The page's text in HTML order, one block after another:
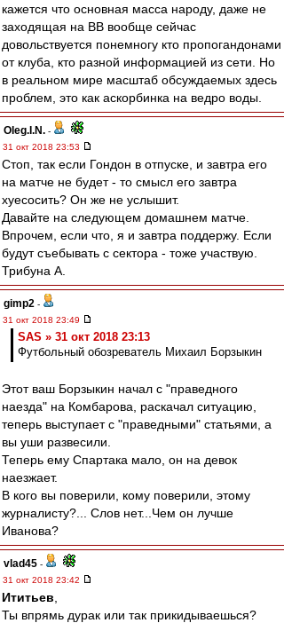
кажется что основная масса народу, даже не
заходящая на ВВ вообще сейчас
довольствуется понемногу кто пропогандонами
от клуба, кто разной информацией из сети. Но
в реальном мире масштаб обсуждаемых здесь
проблем, это как аскорбинка на ведро воды.
Oleg.I.N. -
31 окт 2018 23:53
Стоп, так если Гондон в отпуске, и завтра его
на матче не будет - то смысл его завтра
хуесосить? Он же не услышит.
Давайте на следующем домашнем матче.
Впрочем, если что, я и завтра поддержу. Если
будут съебывать с сектора - тоже участвую.
Трибуна А.
gimp2 -
31 окт 2018 23:49
SAS » 31 окт 2018 23:13
Футбольный обозреватель Михаил Борзыкин
Этот ваш Борзыкин начал с "праведного
наезда" на Комбарова, раскачал ситуацию,
теперь выступает с "праведными" статьями, а
вы уши развесили.
Теперь ему Спартака мало, он на девок
наезжает.
В кого вы поверили, кому поверили, этому
журналисту?... Слов нет...Чем он лучше
Иванова?
vlad45 -
31 окт 2018 23:42
Ититьев
Ты впрямь дурак или так прикидываешься?